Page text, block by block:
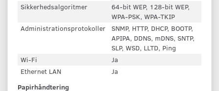
Sikkerhedsalgoritmer
64-bit WEP, 128-bit WEP,
WPA-PSK, WPA-TKIP
Administrationsprotokoller
SNMP, HTTP, DHCP, BOOTP,
APIPA, DDNS, mDNS, SNTP,
SLP, WSD, LLTD, Ping
Wi-Fi
Ja
Ethernet LAN
Ja
Papirhåndtering